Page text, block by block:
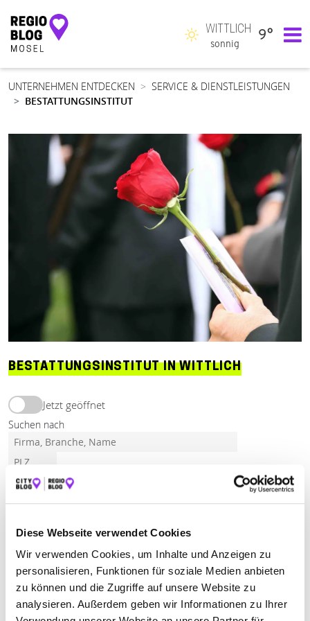
Diese Webseite verwendet Cookies
Wir verwenden Cookies, um Inhalte und Anzeigen zu
personalisieren, Funktionen für soziale Medien anbieten
zu können und die Zugriffe auf unsere Website zu
analysieren. Außerdem geben wir Informationen zu Ihrer
Hauptnavigation
WITTLICH
sonnig
9°
UNTERNEHMEN ENTDECKEN
SERVICE & DIENSTLEISTUNGEN
BESTATTUNGSINSTITUT
BESTATTUNGSINSTITUT IN WITTLICH
Jetzt geöffnet
Suchen nach
Finden
LEIWEN
LONGKAMP
OSANN-MONZEL
SALMTAL
SCHWEICH
TRABEN-TRARBACH
WITTLICH